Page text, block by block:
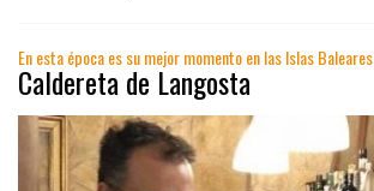
En esta época es su mejor momento en las Islas Baleares
Caldereta de Langosta